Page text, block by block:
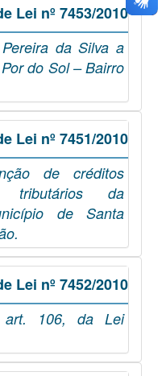
Lei nº 7453/2010
da Silva a
do Sol – Bairro
Lei nº 7451/2010
de créditos
da
de Santa
Lei nº 7452/2010
106, da Lei